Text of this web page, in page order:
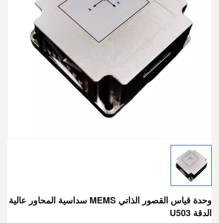
وحدة قياس القصور الذاتي MEMS سداسية المحاور عالية
الدقة U503